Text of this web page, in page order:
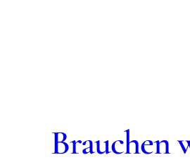
Brauchen